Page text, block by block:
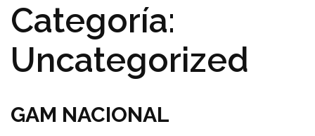
Categoría:
Uncategorized
GAM NACIONAL